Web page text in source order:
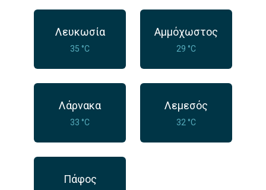
Λευκωσία
35 °C
Αμμόχωστος
29 °C
Λάρνακα
33 °C
Λεμεσός
32 °C
Πάφος